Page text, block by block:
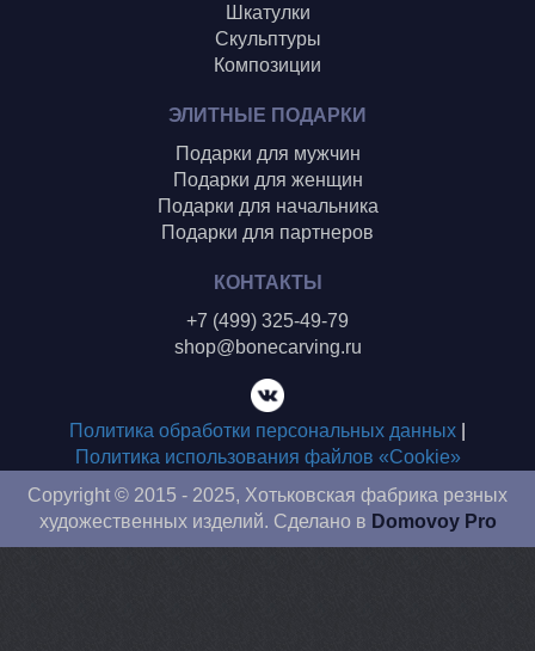
Шкатулки
Скульптуры
Композиции
ЭЛИТНЫЕ ПОДАРКИ
Подарки для мужчин
Подарки для женщин
Подарки для начальника
Подарки для партнеров
КОНТАКТЫ
+7 (499) 325-49-79
shop@bonecarving.ru
Политика обработки персональных данных
Политика использования файлов «Cookie»
Copyright © 2015 - 2025, Хотьковская фабрика резных
художественных изделий. Сделано в Domovoy Pro